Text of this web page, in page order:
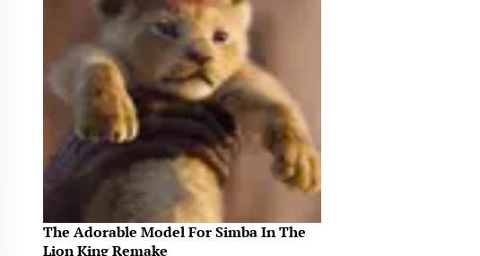
The Adorable Model For Simba In The
Lion King Remake